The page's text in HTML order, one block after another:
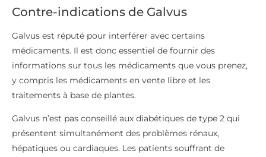
Contre-indications de Galvus
Galvus est réputé pour interférer avec certains
médicaments. Il est donc essentiel de fournir des
informations sur tous les médicaments que vous prenez,
y compris les médicaments en vente libre et les
traitements à base de plantes.
Galvus n’est pas conseillé aux diabétiques de type 2 qui
présentent simultanément des problèmes rénaux,
hépatiques ou cardiaques. Les patients souffrant de